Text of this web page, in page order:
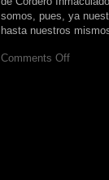
somos, pues, ya
hasta nuestros
Comments Offon